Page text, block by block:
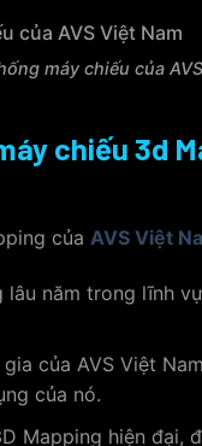
máy chiếu của
chiếu 3d
của AVS Việt
lâu năm trong lĩnh
của AVS Việt
của nó.
Mapping hiện đại,